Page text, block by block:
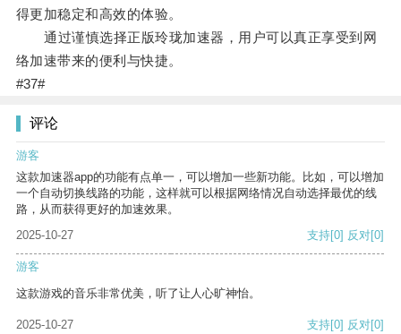
得更加稳定和高效的体验。
通过谨慎选择正版玲珑加速器，用户可以真正享受到网
络加速带来的便利与快捷。
#37#
评论
游客
这款加速器app的功能有点单一，可以增加一些新功能。比如，可以增加
一个自动切换线路的功能，这样就可以根据网络情况自动选择最优的线
路，从而获得更好的加速效果。
2025-10-27
支持[0] 反对[0]
游客
这款游戏的音乐非常优美，听了让人心旷神怡。
2025-10-27 支持[0] 反对[0]